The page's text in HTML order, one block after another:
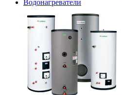
Водонагреватели